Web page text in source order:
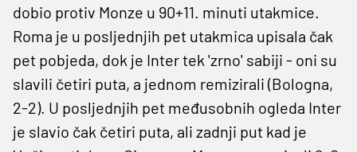
dobio protiv Monze u 90+11. minuti utakmice.
Roma je u posljednjih pet utakmica upisala čak
pet pobjeda, dok je Inter tek 'zrno' sabiji - oni su
slavili četiri puta, a jednom remizirali (Bologna,
2-2). U posljednjih pet međusobnih ogleda Inter
je slavio čak četiri puta, ali zadnji put kad je